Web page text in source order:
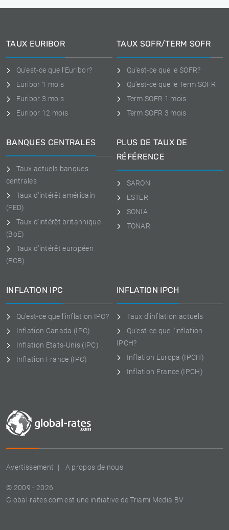
Avertissement A propos de nous
© 2009 - 2026
Global-rates.com est une initiative de Triami Media BV
TAUX EURIBOR
Qu'est-ce que l'Euribor?
Euribor 1 mois
Euribor 3 mois
Euribor 12 mois
TAUX SOFR/TERM SOFR
Qu'est-ce que le SOFR?
Qu'est-ce que le Term SOFR
Term SOFR 1 mois
Term SOFR 3 mois
BANQUES CENTRALES
Taux actuels banques
centrales
Taux d'intérêt américain
(FED)
Taux d'intérêt britannique
(BoE)
Taux d'intérêt européen
(ECB)
PLUS DE TAUX DE
RÉFÉRENCE
SARON
ESTER
SONIA
TONAR
INFLATION IPC
Qu'est-ce que l'inflation IPC?
Inflation Canada (IPC)
Inflation Etats-Unis (IPC)
Inflation France (IPC)
INFLATION IPCH
Taux d'inflation actuels
Qu'est-ce que l'inflation
IPCH?
Inflation Europa (IPCH)
Inflation France (IPCH)